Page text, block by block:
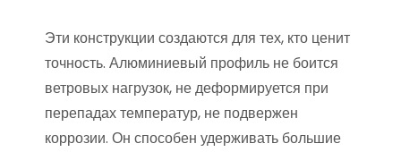
Эти конструкции создаются для тех, кто ценит
точность. Алюминиевый профиль не боится
ветровых нагрузок, не деформируется при
перепадах температур, не подвержен
коррозии. Он способен удерживать большие